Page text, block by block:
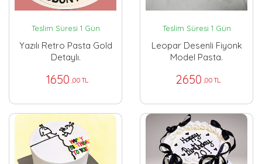
Teslim Süresi 1 Gün
Yazılı Retro Pasta Gold
Detaylı.
1650 ,00 TL
Teslim Süresi 1 Gün
Leopar Desenli Fiyonk
Model Pasta.
2650 ,00 TL